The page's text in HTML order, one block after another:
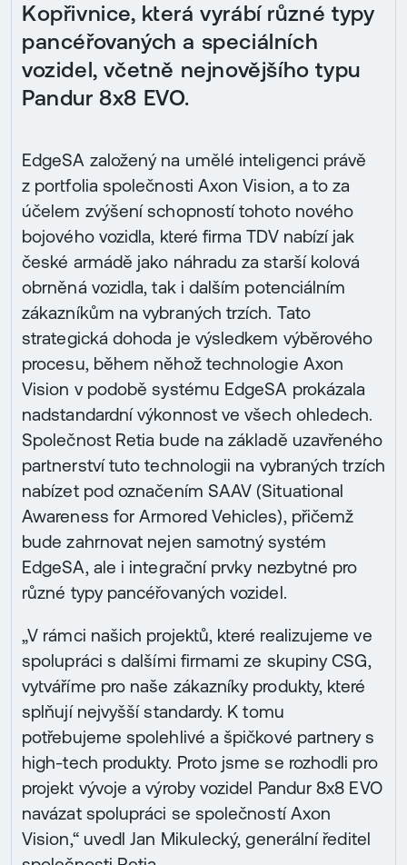
Kopřivnice, která vyrábí různé typy
pancéřovaných a speciálních
vozidel, včetně nejnovějšího typu
Pandur 8x8 EVO.
EdgeSA založený na umělé inteligenci právě
z portfolia společnosti Axon Vision, a to za
účelem zvýšení schopností tohoto nového
bojového vozidla, které firma TDV nabízí jak
české armádě jako náhradu za starší kolová
obrněná vozidla, tak i dalším potenciálním
zákazníkům na vybraných trzích. Tato
strategická dohoda je výsledkem výběrového
procesu, během něhož technologie Axon
Vision v podobě systému EdgeSA prokázala
nadstandardní výkonnost ve všech ohledech.
Společnost Retia bude na základě uzavřeného
partnerství tuto technologii na vybraných trzích
nabízet pod označením SAAV (Situational
Awareness for Armored Vehicles), přičemž
bude zahrnovat nejen samotný systém
EdgeSA, ale i integrační prvky nezbytné pro
různé typy pancéřovaných vozidel.
„V rámci našich projektů, které realizujeme ve
spolupráci s dalšími firmami ze skupiny CSG,
vytváříme pro naše zákazníky produkty, které
splňují nejvyšší standardy. K tomu
potřebujeme spolehlivé a špičkové partnery s
high-tech produkty. Proto jsme se rozhodli pro
projekt vývoje a výroby vozidel Pandur 8x8 EVO
navázat spolupráci se společností Axon
Vision,“ uvedl Jan Mikulecký, generální ředitel